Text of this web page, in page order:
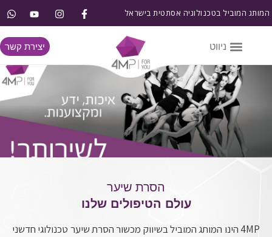
המותג המוביל בטכנולוגיה אסתטית בישראל
יצירת קשר
הסרת שיער
עולם הטיפולים שלנו
4MP הינו המותג המוביל בשיווק מכשור הסרת שיער טכנולוגי חדשני